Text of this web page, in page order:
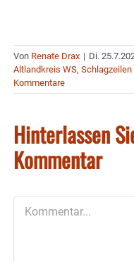
Von Renate Drax | Di.
Altlandkreis WS, Schlagzeilen
Kommentare
Hinterlassen
Kommentar